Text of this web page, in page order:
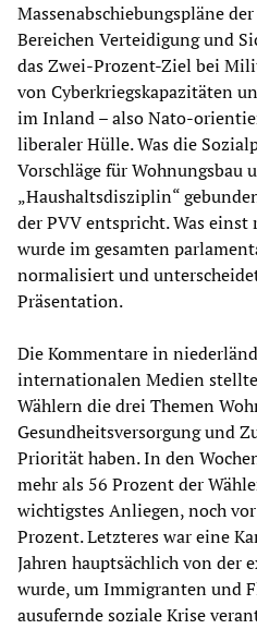
Massenabschiebungspläne
Bereichen Verteidigung und
das Zwei-Prozent-Ziel bei
von Cyberkriegskapazitäten
im Inland – also Nato-
liberaler Hülle. Was die
Vorschläge für Wohnungsbau
„Haushaltsdisziplin“
der PVV entspricht. Was
wurde im gesamten
normalisiert und
Präsentation.
Die Kommentare in
internationalen Medien
Wählern die drei Themen
Gesundheitsversorgung und
Priorität haben. In den
mehr als 56 Prozent der
wichtigstes Anliegen, noch
Prozent. Letzteres war eine
Jahren hauptsächlich von der
wurde, um Immigranten und
ausufernde soziale Krise